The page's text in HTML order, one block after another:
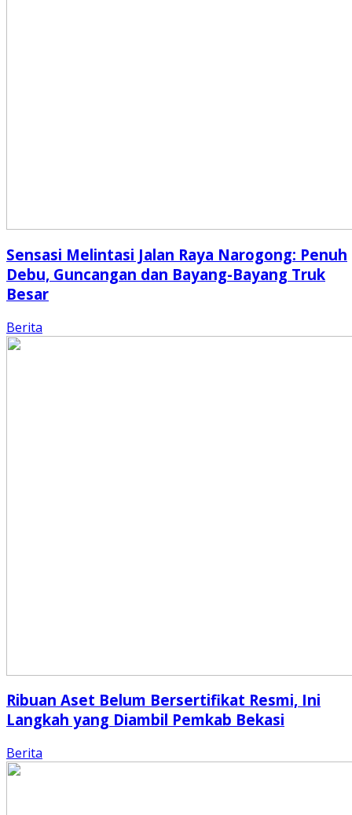
Sensasi Melintasi Jalan Raya Narogong: Penuh
Debu, Guncangan dan Bayang-Bayang Truk
Besar
Berita
Ribuan Aset Belum Bersertifikat Resmi, Ini
Langkah yang Diambil Pemkab Bekasi
Berita